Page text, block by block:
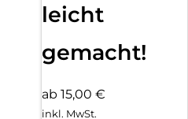
leicht
gemacht!
ab 15,00 €
inkl. MwSt.